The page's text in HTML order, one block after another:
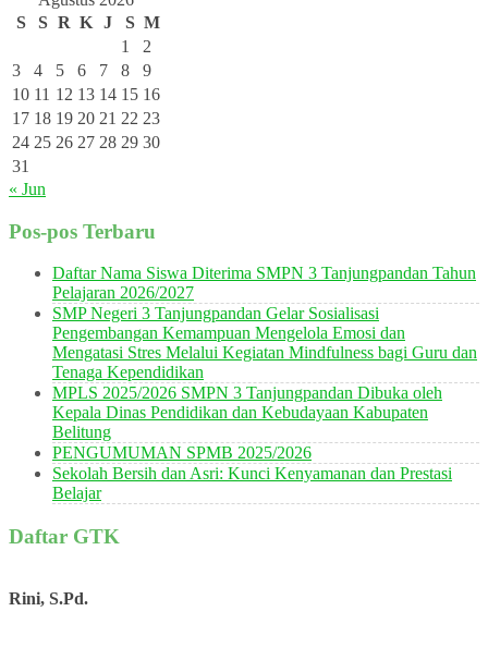
S
S R K J S M
1
2
3
4 5 6 7 8
9
10 11 12 13 14 15 16
17 18 19 20 21 22 23
24 25 26 27 28 29 30
31
« Jun
Pos-pos Terbaru
Daftar Nama Siswa Diterima SMPN 3 Tanjungpandan Tahun
Pelajaran 2026/2027
SMP Negeri 3 Tanjungpandan Gelar Sosialisasi
Pengembangan Kemampuan Mengelola Emosi dan
Mengatasi Stres Melalui Kegiatan Mindfulness bagi Guru dan
Tenaga Kependidikan
MPLS 2025/2026 SMPN 3 Tanjungpandan Dibuka oleh
Kepala Dinas Pendidikan dan Kebudayaan Kabupaten
Belitung
PENGUMUMAN SPMB 2025/2026
Sekolah Bersih dan Asri: Kunci Kenyamanan dan Prestasi
Belajar
Daftar GTK
Rini, S.Pd.